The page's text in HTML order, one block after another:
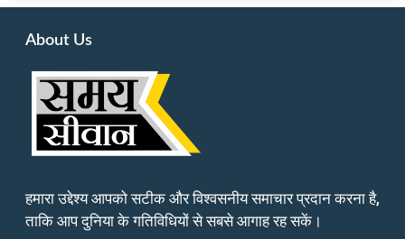
About Us
हमारा उद्देश्य आपको सटीक और विश्वसनीय समाचार प्रदान करना है,
ताकि आप दुनिया के गतिविधियों से सबसे आगाह रह सकें।